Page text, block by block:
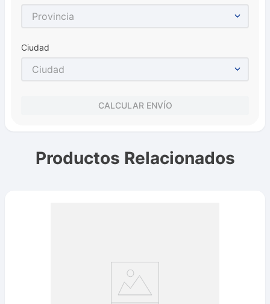
Provincia
Ciudad
Ciudad
CALCULAR ENVÍO
Productos Relacionados